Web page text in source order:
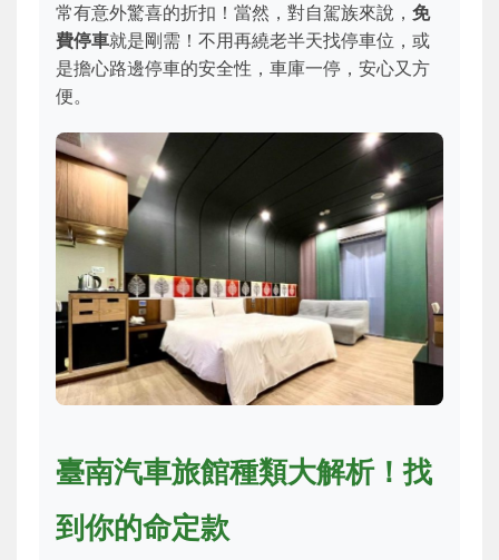
常有意外驚喜的折扣！當然，對自駕族來說， 免
費停車就是剛需！不用再繞老半天找停車位，或
是擔心路邊停車的安全性，車庫一停，安心又方
便。
臺南汽車旅館種類大解析！找
到你的命定款